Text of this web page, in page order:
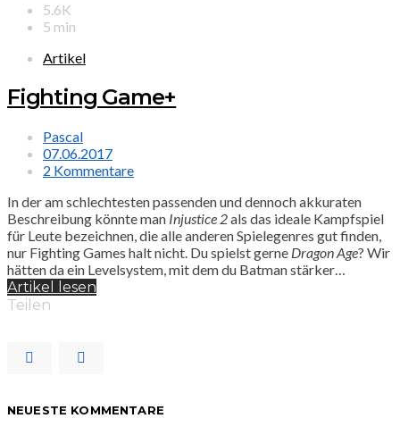
5.6K
5 min
Artikel
Fighting Game+
Pascal
07.06.2017
2 Kommentare
In der am schlechtesten passenden und dennoch akkuraten
Beschreibung könnte man Injustice 2als das ideale Kampfspiel
für Leute bezeichnen, die alle anderen Spielegenres gut finden,
nur Fighting Games halt nicht. Du spielst gerne Dragon Age? Wir
hätten da ein Levelsystem, mit dem du Batman stärker…
Artikel lesen
Teilen
NEUESTE KOMMENTARE